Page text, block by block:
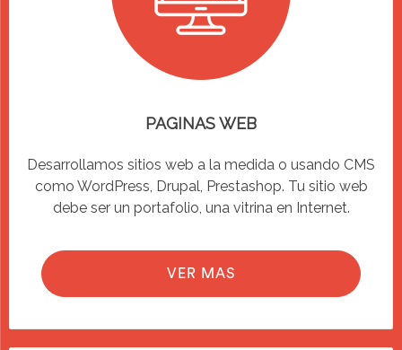
PAGINAS WEB
Desarrollamos sitios web a la medida o usando CMS
como WordPress, Drupal, Prestashop. Tu sitio web
debe ser un portafolio, una vitrina en Internet.
VER MAS